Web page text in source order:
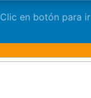
Clic en botón para ir